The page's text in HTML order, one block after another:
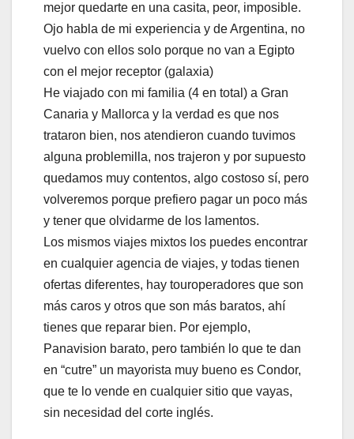
mejor quedarte en una casita, peor, imposible.
Ojo habla de mi experiencia y de Argentina, no
vuelvo con ellos solo porque no van a Egipto
con el mejor receptor (galaxia)
He viajado con mi familia (4 en total) a Gran
Canaria y Mallorca y la verdad es que nos
trataron bien, nos atendieron cuando tuvimos
alguna problemilla, nos trajeron y por supuesto
quedamos muy contentos, algo costoso sí, pero
volveremos porque prefiero pagar un poco más
y tener que olvidarme de los lamentos.
Los mismos viajes mixtos los puedes encontrar
en cualquier agencia de viajes, y todas tienen
ofertas diferentes, hay touroperadores que son
más caros y otros que son más baratos, ahí
tienes que reparar bien. Por ejemplo,
Panavision barato, pero también lo que te dan
en “cutre” un mayorista muy bueno es Condor,
que te lo vende en cualquier sitio que vayas,
sin necesidad del corte inglés.